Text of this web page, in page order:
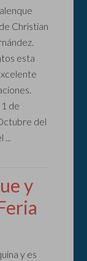
Christian
esta
de
del
...
y
y es